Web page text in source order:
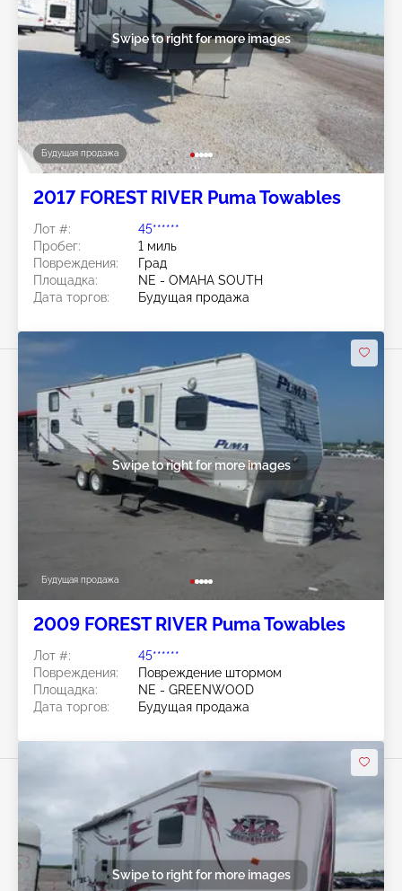
Будущая продажа
Swipe to right for more images
2017 FOREST RIVER Puma Towables
Лот #:
45******
Пробег:
1 миль
Повреждения:
Град
Площадка:
NE - OMAHA SOUTH
Дата торгов:
Будущая продажа
Будущая продажа
Swipe to right for more images
2009 FOREST RIVER Puma Towables
Лот #:
45******
Повреждения:
Повреждение штормом
Площадка:
NE - GREENWOOD
Дата торгов:
Будущая продажа
Swipe to right for more images